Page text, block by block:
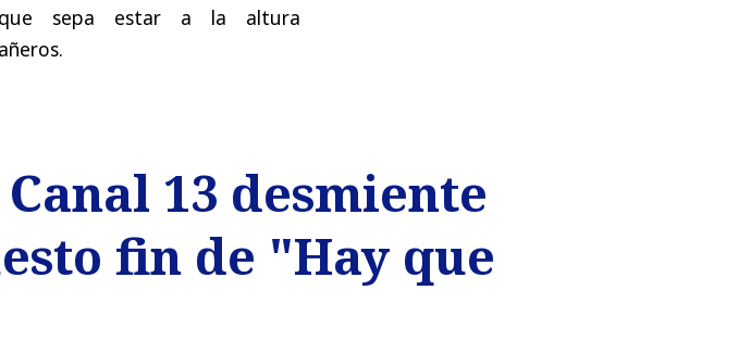
que sepa estar a la altura
13 desmiente
fin de "Hay que